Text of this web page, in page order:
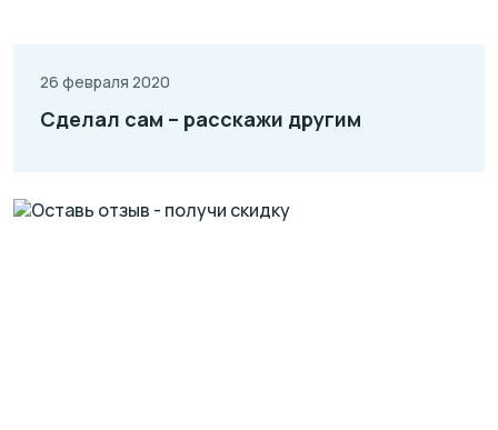
26 февраля 2020
Сделал сам – расскажи другим